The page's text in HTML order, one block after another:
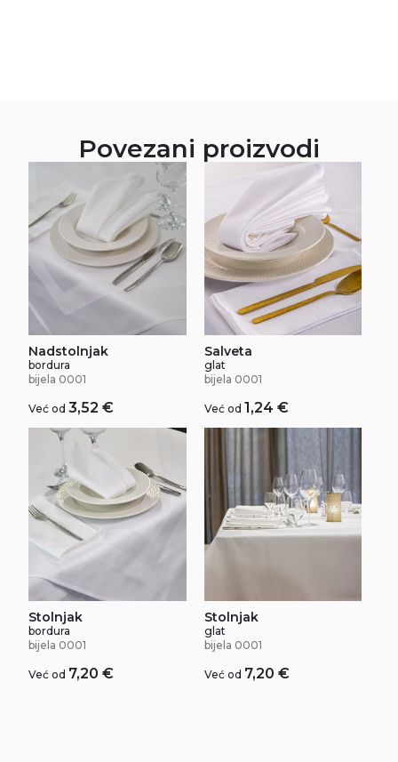
Povezani proizvodi
Nadstolnjak
bordura
bijela 0001
Već od3,52€
Salveta
glat
bijela 0001
Već od 1,24 €
Stolnjak
bordura
bijela 0001
Već od 7,20€
Stolnjak
glat
bijela 0001
Već od 7,20 €